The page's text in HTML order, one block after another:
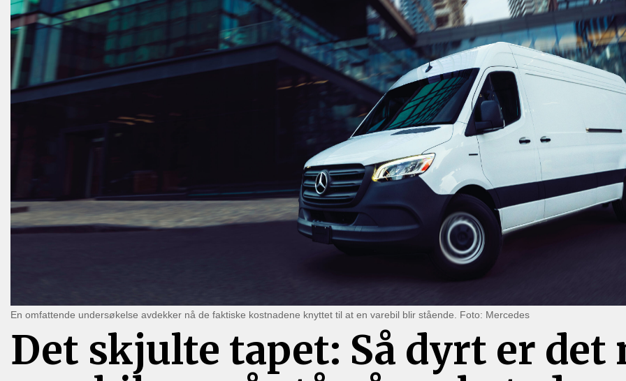
En omfattende undersøkelse avdekker nå de faktiske kostnadene knyttet til at en varebil blir stående. Foto: Mercedes
Det skjulte tapet: Så dyrt er det